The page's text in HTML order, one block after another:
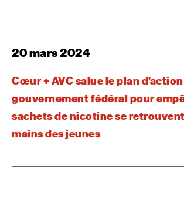
20 mars 2024
Cœur + AVC salue le plan
gouvernement fédéral pour
sachets de nicotine se
mains des jeunes